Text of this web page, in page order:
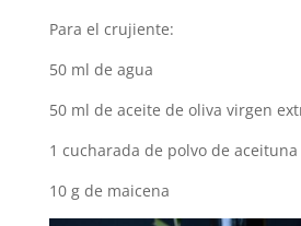
Para el crujiente:
50 ml de agua
50 ml de aceite de oliva virgen
1 cucharada de polvo de
10 g de maicena